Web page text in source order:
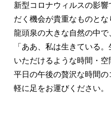
新型コロナウィルスの影
だく機会が貴重なものとな
龍頭泉の大きな自然の中で
「ああ、私は生きている
いただけるような時間・空
平日の午後の贅沢な時間
軽に足をお運びください。